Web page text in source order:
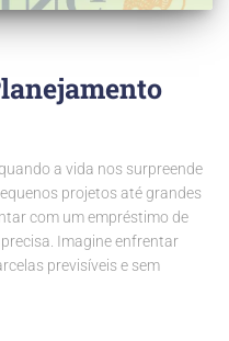
a vida nos surpreende
projetos até grandes
com um empréstimo de
Imagine enfrentar
previsíveis e sem